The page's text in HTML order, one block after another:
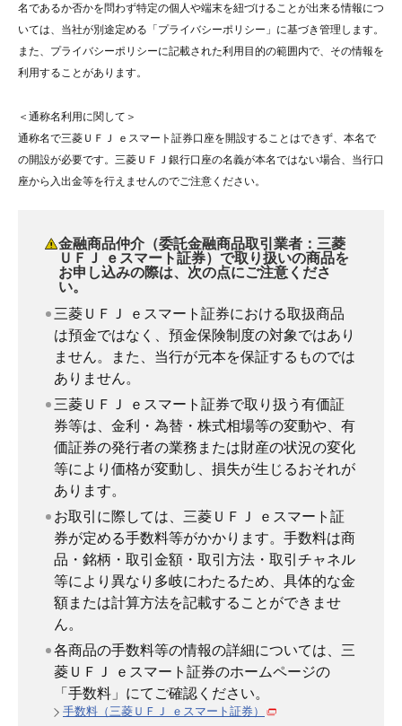
名であるか否かを問わず特定の個人や端末を紐づけることが出来る情報につ
いては、当社が別途定める「プライバシーポリシー」に基づき管理します。
また、プライバシーポリシーに記載された利用目的の範囲内で、その情報を
利用することがあります。
＜通称名利用に関して＞
通称名で三菱ＵＦＪ ｅスマート証券口座を開設することはできず、本名で
の開設が必要です。三菱ＵＦＪ銀行口座の名義が本名ではない場合、当行口
座から入出金等を行えませんのでご注意ください。
金融商品仲介（委託金融商品取引業者：三菱
ＵＦＪ ｅスマート証券）で取り扱いの商品を
お申し込みの際は、次の点にご注意くださ
い。
三菱ＵＦＪ ｅスマート証券における取扱商品
は預金ではなく、預金保険制度の対象ではあり
ません。また、当行が元本を保証するものでは
ありません。
三菱ＵＦＪ ｅスマート証券で取り扱う有価証
券等は、金利・為替・株式相場等の変動や、有
価証券の発行者の業務または財産の状況の変化
等により価格が変動し、損失が生じるおそれが
あります。
お取引に際しては、三菱ＵＦＪ ｅスマート証
券が定める手数料等がかかります。手数料は商
品・銘柄・取引金額・取引方法・取引チャネル
等により異なり多岐にわたるため、具体的な金
額または計算方法を記載することができませ
ん。
各商品の手数料等の情報の詳細については、三
菱ＵＦＪ ｅスマート証券のホームページの
「手数料」にてご確認ください。
手数料（三菱ＵＦＪ ｅスマート証券）